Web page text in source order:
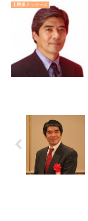
上機嫌メッセージ